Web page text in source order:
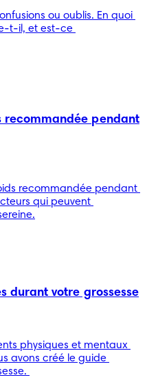
ou oublis. En quoi
t-il, et est-ce
recommandée pendant
recommandée pendant
qui peuvent
durant votre grossesse
physiques et mentaux
avons créé le guide